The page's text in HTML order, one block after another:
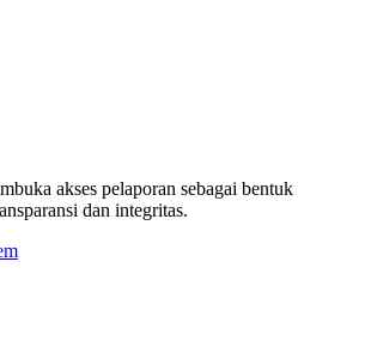
akses pelaporan sebagai bentuk
dan integritas.